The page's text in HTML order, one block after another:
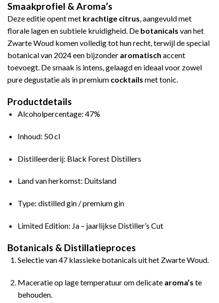
Smaakprofiel & Aroma’s
Deze editie opent met krachtige citrus, aangevuld met
florale lagen en subtiele kruidigheid. De botanicals van het
Zwarte Woud komen volledig tot hun recht, terwijl de special
botanical van 2024 een bijzonder aromatisch accent
toevoegt. De smaak is intens, gelaagd en ideaal voor zowel
pure degustatie als in premium cocktails met tonic.
Productdetails
Alcoholpercentage: 47%
Inhoud: 50 cl
Distilleerderij: Black Forest Distillers
Land van herkomst: Duitsland
Type: distilled gin / premium gin
Limited Edition: Ja – jaarlijkse Distiller’s Cut
Botanicals & Distillatieproces
Selectie van 47 klassieke botanicals uit het Zwarte Woud.
Maceratie op lage temperatuur om delicate aroma’s te
behouden.